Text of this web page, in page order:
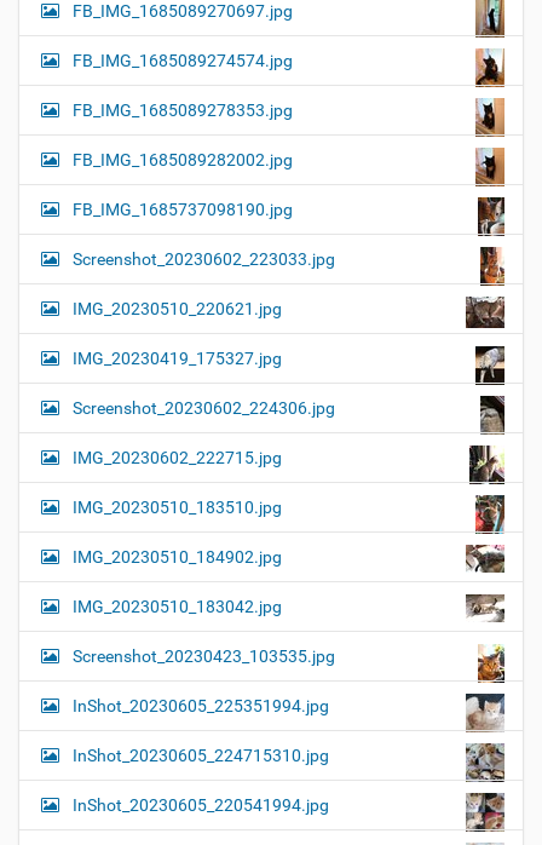
FB_IMG_1685089270697.jpg
FB_IMG_1685089274574.jpg
FB_IMG_1685089278353.jpg
FB_IMG_1685089282002.jpg
FB_IMG_1685737098190.jpg
Screenshot_20230602_223033.jpg
IMG_20230510_220621.jpg
IMG_20230419_175327.jpg
Screenshot_20230602_224306.jpg
IMG_20230602_222715.jpg
IMG_20230510_183510.jpg
IMG_20230510_184902.jpg
IMG_20230510_183042.jpg
Screenshot_20230423_103535.jpg
InShot_20230605_225351994.jpg
InShot_20230605_224715310.jpg
InShot_20230605_220541994.jpg